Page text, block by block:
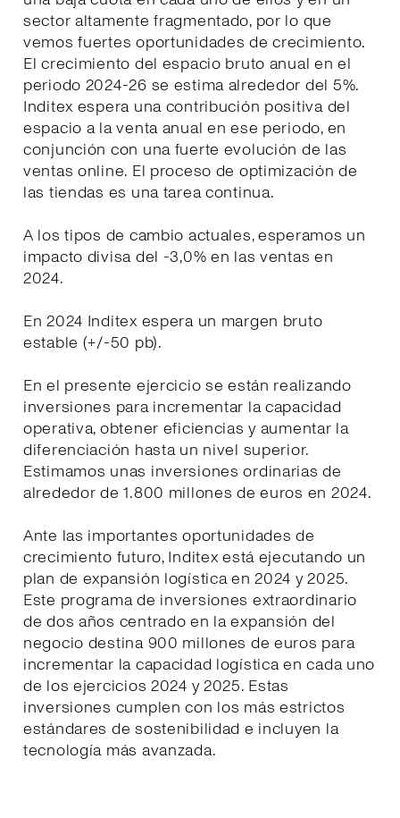
sector altamente fragmentado, por lo que
vemos fuertes oportunidades de crecimiento.
El crecimiento del espacio bruto anual en el
periodo 2024-26 se estima alrededor del 5%.
Inditex espera una contribución positiva del
espacio a la venta anual en ese periodo, en
conjunción con una fuerte evolución de las
ventas online. El proceso de optimización de
las tiendas es una tarea continua.
A los tipos de cambio actuales, esperamos un
impacto divisa del -3,0% en las ventas en
2024.
En 2024 Inditex espera un margen bruto
estable (+/-50 pb).
En el presente ejercicio se están realizando
inversiones para incrementar la capacidad
operativa, obtener eficiencias y aumentar la
diferenciación hasta un nivel superior.
Estimamos unas inversiones ordinarias de
alrededor de 1.800 millones de euros en 2024.
Ante las importantes oportunidades de
crecimiento futuro, Inditex está ejecutando un
plan de expansión logística en 2024 y 2025.
Este programa de inversiones extraordinario
de dos años centrado en la expansión del
negocio destina 900 millones de euros para
incrementar la capacidad logística en cada uno
de los ejercicios 2024 y 2025. Estas
inversiones cumplen con los más estrictos
estándares de sostenibilidad e incluyen la
tecnología más avanzada.